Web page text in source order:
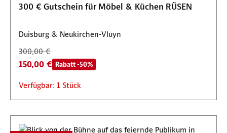
300 € Gutschein für Möbel & Küchen RÜSEN
Duisburg & Neukirchen-Vluyn
300,00 €
150,00 € Rabatt -50%
Verfügbar: 1 Stück